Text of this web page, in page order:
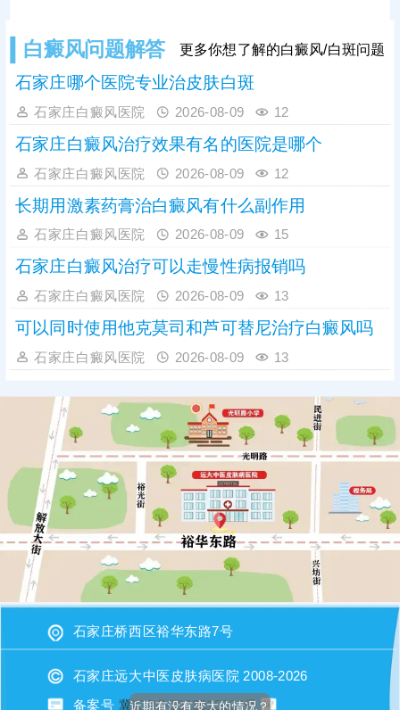
度。因此，发现初期模糊白斑需高度
重视，务必尽早到正规
白癜风问题解答 更多你想了解的白癜风/白斑问题
石家庄哪个医院专业治皮肤白斑
石家庄白癜风医院 2026-08-09 12
石家庄白癜风治疗效果有名的医院是哪个
石家庄白癜风医院 2026-08-09 12
长期用激素药膏治白癜风有什么副作用
石家庄白癜风医院 2026-08-09 15
石家庄白癜风治疗可以走慢性病报销吗
石家庄白癜风医院 2026-08-09 13
可以同时使用他克莫司和芦可替尼治疗白癜风吗
石家庄白癜风医院 2026-08-09 13
石家庄桥西区裕华东路7号
石家庄远大中医皮肤病医院 2008-2026
备案号 冀ICP备2023015620号
近期有没有变大的情况？